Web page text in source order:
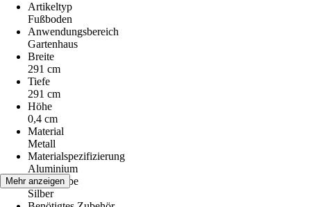
Artikeltyp
Fußboden
Anwendungsbereich
Gartenhaus
Breite
291 cm
Tiefe
291 cm
Höhe
0,4 cm
Material
Metall
Materialspezifizierung
Aluminium
Grundfarbe
Silber
Mehr anzeigen